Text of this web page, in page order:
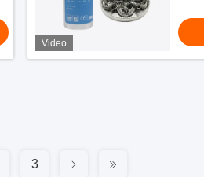
Video
3